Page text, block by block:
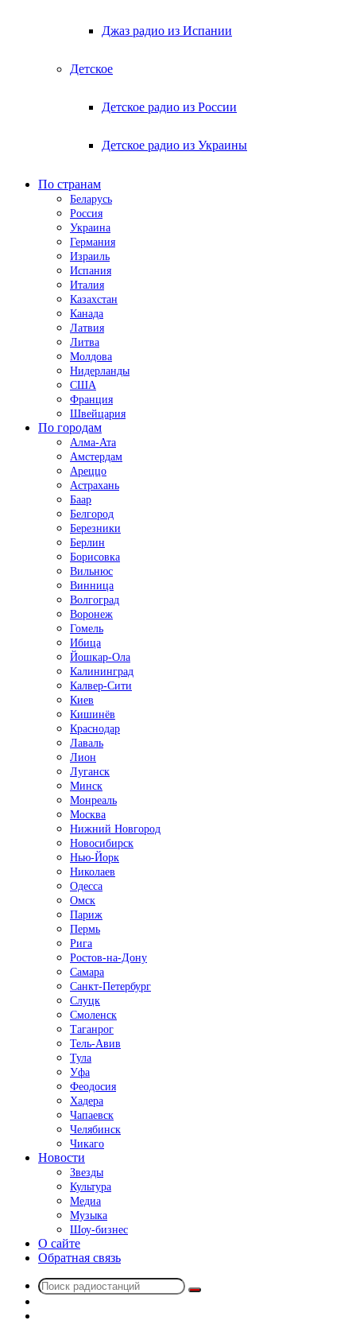
Джаз радио из Испании
Детское
Детское радио из России
Детское радио из Украины
По странам
Беларусь
Россия
Украина
Германия
Израиль
Испания
Италия
Казахстан
Канада
Латвия
Литва
Молдова
Нидерланды
США
Франция
Швейцария
По городам
Алма-Ата
Амстердам
Ареццо
Астрахань
Баар
Белгород
Березники
Берлин
Борисовка
Вильнюс
Винница
Волгоград
Воронеж
Гомель
Ибица
Йошкар-Ола
Калининград
Калвер-Сити
Киев
Кишинёв
Краснодар
Лаваль
Лион
Луганск
Минск
Монреаль
Москва
Нижний Новгород
Новосибирск
Нью-Йорк
Николаев
Одесса
Омск
Париж
Пермь
Рига
Ростов-на-Дону
Самара
Санкт-Петербург
Слуцк
Смоленск
Таганрог
Тель-Авив
Тула
Уфа
Феодосия
Хадера
Чапаевск
Челябинск
Чикаго
Новости
Звезды
Культура
Медиа
Музыка
Шоу-бизнес
О сайте
Обратная связь
Поиск